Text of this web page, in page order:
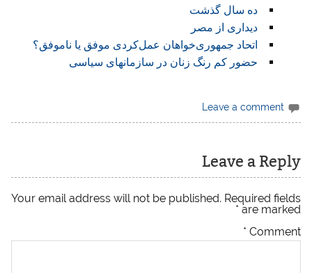
ده سال گذشت
دیداری از مصر
اتحاد جمهوری‌خواهان عمل‌کردی موفق یا ناموفق؟
حضور کم رنگ زنان در سازمان‏های سیاسی
Leave a comment
Leave a Reply
Your email address will not be published. Required fields
are marked
*
Comment
*